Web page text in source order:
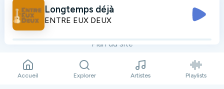
Mentions légales
Plan du site
Longtemps déjà
ENTRE EUX DEUX
Accueil Explorer Artistes Playlists